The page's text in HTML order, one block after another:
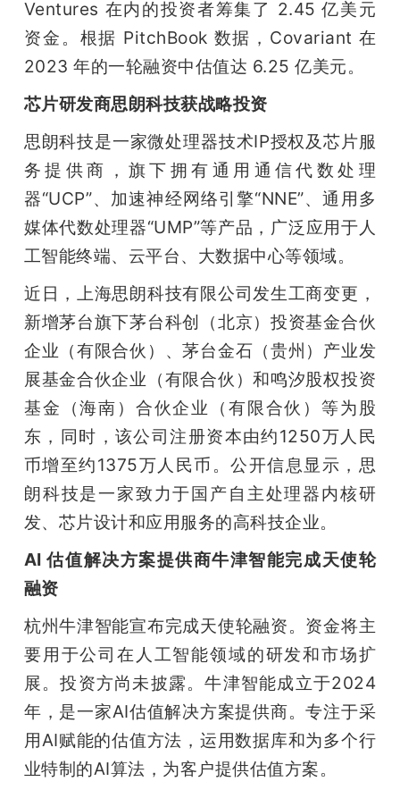
Ventures 在内的投资者筹集了 2.45 亿美元
资金。根据 PitchBook 数据，Covariant 在
2023 年的一轮融资中估值达 6.25 亿美元。
芯片研发商思朗科技获战略投资
思朗科技是一家微处理器技术IP授权及芯片服
务提供商，旗下拥有通用通信代数处理
器“UCP”、加速神经网络引擎“NNE”、通用多
媒体代数处理器“UMP”等产品，广泛应用于人
工智能终端、云平台、大数据中心等领域。
近日，上海思朗科技有限公司发生工商变更，
新增茅台旗下茅台科创（北京）投资基金合伙
企业（有限合伙）、茅台金石（贵州）产业发
展基金合伙企业（有限合伙）和鸣汐股权投资
基金（海南）合伙企业（有限合伙）等为股
东，同时，该公司注册资本由约1250万人民
币增至约1375万人民币。公开信息显示，思
朗科技是一家致力于国产自主处理器内核研
发、芯片设计和应用服务的高科技企业。
AI 估值解决方案提供商牛津智能完成天使轮
融资
杭州牛津智能宣布完成天使轮融资。资金将主
要用于公司在人工智能领域的研发和市场扩
展。投资方尚未披露。牛津智能成立于2024
年，是一家AI估值解决方案提供商。专注于采
用AI赋能的估值方法，运用数据库和为多个行
业特制的AI算法，为客户提供估值方案。